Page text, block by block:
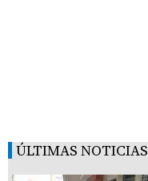
ÚLTIMAS NOTICIAS